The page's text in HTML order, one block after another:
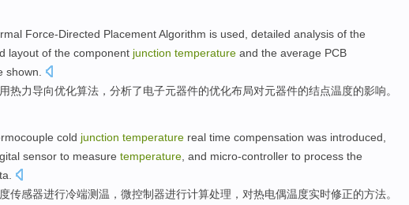
Force-Directed PlacementAlgorithm is used, detailed analysis of the
layout of the component junction temperature and the average PCB
shown.
热力导向优化算法 ， 分析了电子元器件的优化布局对元器件的结点温度的影响。
cold junction temperature real time compensation was introduced
sensor to measure temperature , and micro-controller to process the
传感器进行冷端测温 ，微控制器进行计算处理 ，对热电偶温度实时修正的方法。